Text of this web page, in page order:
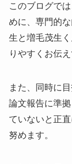
このブログで
めに、専門的
生と増毛茂生
りやすくお伝
また、同時に
論文報告に準
ていないと正
努めます。